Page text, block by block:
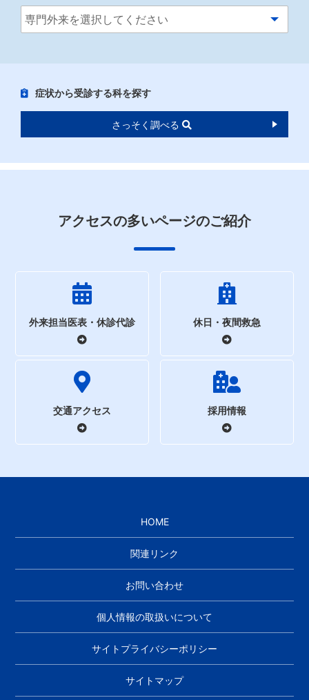
症状から受診する科を探す
さっそく調べる
アクセスの多いページのご紹介
外来担当医表・休診代診 休日・夜間救急
交通アクセス 採用情報
HOME
関連リンク
お問い合わせ
個人情報の取扱いについて
サイトプライバシーポリシー
サイトマップ